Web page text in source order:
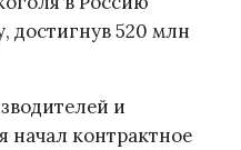
достигнув 520 млн
и
начал контрактное